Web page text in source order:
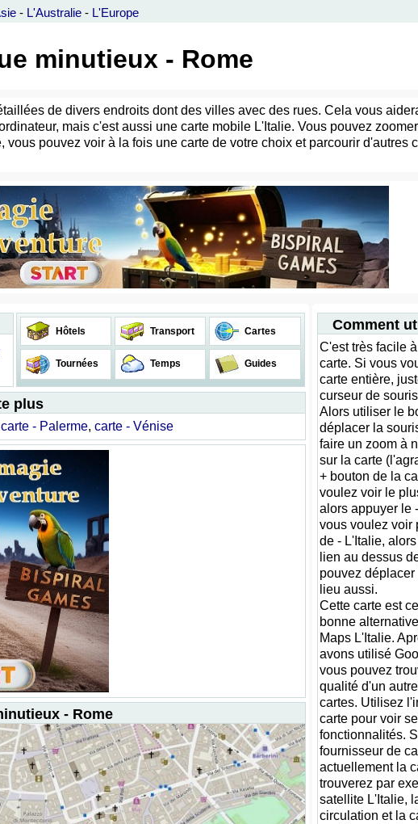
- L'Australie - L'Europe
minutieux - Rome
de divers endroits dont des villes avec des rues. Cela vous
mais c'est aussi une carte mobile L'Italie. Vous pouvez
vous pouvez voir à la fois une carte de votre choix et parcourir d'autres
Hôtels Transport Cartes
Tournées Temps Guides
plus
carte - Palerme, carte - Vénise
- Rome
Comment
C'est très facile
carte. Si vous
carte entière,
curseur de
Alors utiliser le
déplacer la
faire un zoom à
sur la carte
+ bouton de la
voulez voir le
alors appuyer le
vous voulez voir
de - L'Italie,
lien au dessus
pouvez
lieu aussi.
Cette carte est
bonne
Maps L'Italie.
avons utilisé
vous pouvez
qualité d'un
cartes. Utilisez
carte pour voir
fonctionnalités.
fournisseur de
actuellement la
trouverez par
satellite L'Italie,
circulation et la